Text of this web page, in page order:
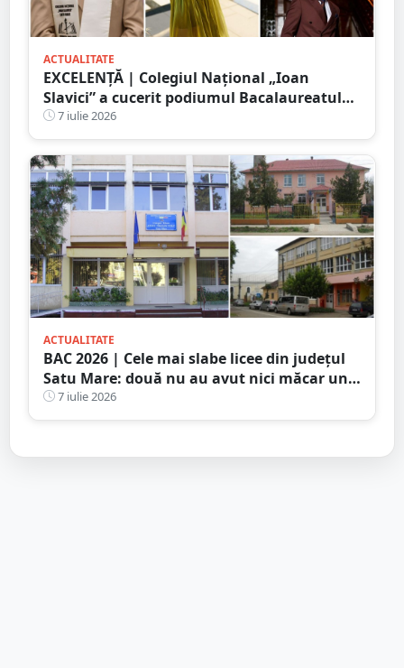
ACTUALITATE
EXCELENȚĂ | Colegiul Național „Ioan
Slavici” a cucerit podiumul Bacalaureatului
2026. Primele trei medii din județ sunt ale
elevilor săi
7 iulie 2026
ACTUALITATE
BAC 2026 | Cele mai slabe licee din județul
Satu Mare: două nu au avut nici măcar un
candidat. În altele, promovarea a fost zero
7 iulie 2026